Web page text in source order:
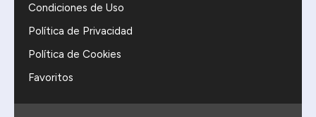
Condiciones de Uso
Política de Privacidad
Política de Cookies
Favoritos